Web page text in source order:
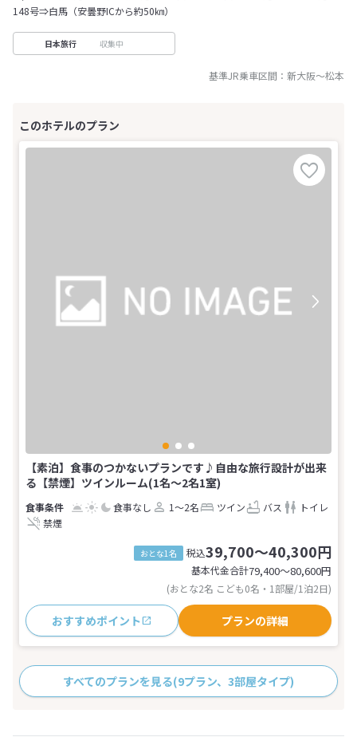
148号⇒白馬（安曇野ICから約50㎞）
日本旅行 収集中
基準JR乗車区間： 新大阪～松本
【素泊】食事のつかないプランです♪自由な旅行設計が出来
る【禁煙】ツインルーム(1名～2名1室)
食事なし 1～2名 ツイン バス
トイレ
禁煙
おとな1名 税込39,700～40,300円
基本代金合計79,400〜80,600円
(おとな2名 こども0名・1部屋/1泊2日)
おすすめポイント プランの詳細
すべてのプランを見る(9プラン、3部屋タイプ)